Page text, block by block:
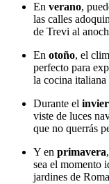
En verano,
las calles
de Trevi al
En otoño, el
perfecto para
la cocina italiana
Durante el
viste de luces
que no querrás
Y en primavera
sea el momento
jardines de